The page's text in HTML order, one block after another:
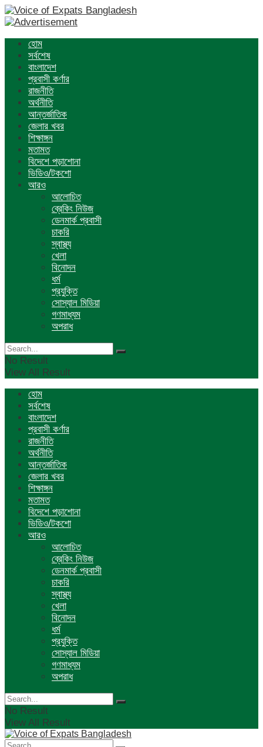
হোম
সর্বশেষ
বাংলাদেশ
প্রবাসী কর্ণার
রাজনীতি
অর্থনীতি
আন্তর্জাতিক
জেলার খবর
শিক্ষাঙ্গন
মতামত
বিদেশে পড়াশোনা
ভিডিও/টকশো
আরও
আলোচিত
ব্রেকিং নিউজ
ডেনমার্ক প্রবাসী
চাকরি
স্বাস্থ্য
খেলা
বিনোদন
ধর্ম
প্রযুক্তি
সোস্যাল মিডিয়া
গণমাধ্যম
অপরাধ
No Result
View All Result
হোম
সর্বশেষ
বাংলাদেশ
প্রবাসী কর্ণার
রাজনীতি
অর্থনীতি
আন্তর্জাতিক
জেলার খবর
শিক্ষাঙ্গন
মতামত
বিদেশে পড়াশোনা
ভিডিও/টকশো
আরও
আলোচিত
ব্রেকিং নিউজ
ডেনমার্ক প্রবাসী
চাকরি
স্বাস্থ্য
খেলা
বিনোদন
ধর্ম
প্রযুক্তি
সোস্যাল মিডিয়া
গণমাধ্যম
অপরাধ
No Result
View All Result